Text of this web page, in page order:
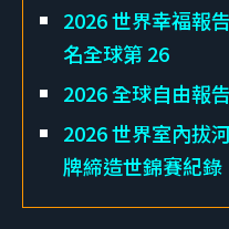
2026 世界幸福報
名全球第 26
2026 全球自由報
2026 世界室內拔
牌締造世錦賽紀錄